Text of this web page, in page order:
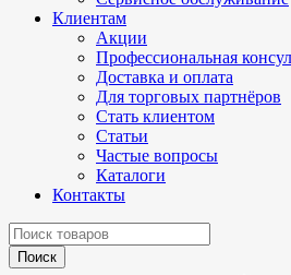
Клиентам
Акции
Профессиональная
Доставка и оплата
Для торговых партнёров
Стать клиентом
Статьи
Частые вопросы
Каталоги
Контакты